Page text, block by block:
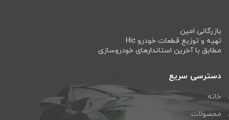
بازرگانی امین
تهیه و توزیع قطعات خودرو Hic
مطابق با آخرین استاندارهای خودروسازی
دسترسی سریع
خانه
محصولات